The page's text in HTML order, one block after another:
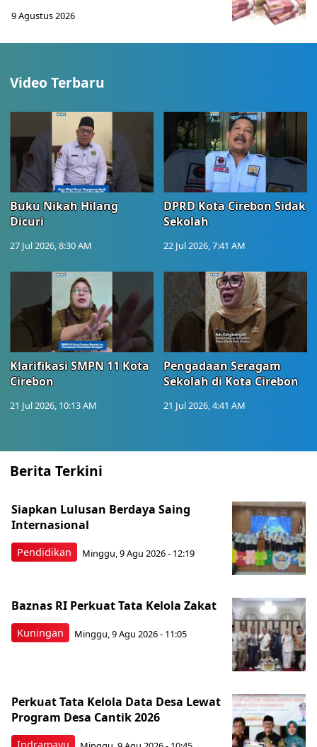
9 Agustus 2026
Video Terbaru
Buku Nikah Hilang
Dicuri
27 Jul 2026, 8:30 AM
DPRD Kota Cirebon Sidak
Sekolah
22 Jul 2026, 7:41 AM
Klarifikasi SMPN 11 Kota
Cirebon
21 Jul 2026, 10:13 AM
Pengadaan Seragam
Sekolah di Kota Cirebon
21 Jul 2026, 4:41 AM
Berita Terkini
Pendidikan
Siapkan Lulusan Berdaya Saing
Internasional
Minggu, 9 Agu 2026 - 12:19
Kuningan
Baznas RI Perkuat Tata Kelola Zakat
Minggu, 9 Agu 2026 - 11:05
Perkuat Tata Kelola Data Desa Lewat
Program Desa Cantik 2026